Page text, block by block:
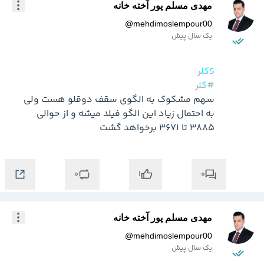
مهدی مسلم پور آخته خانه
@mehdimoslempour00
یک سال پیش
$کلر
#کلر
3885 تا 3671 برخواهد گشت
0
1
0
مهدی مسلم پور آخته خانه
@mehdimoslempour00
یک سال پیش